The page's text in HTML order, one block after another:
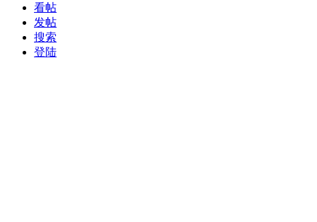
看帖
发帖
搜索
登陆